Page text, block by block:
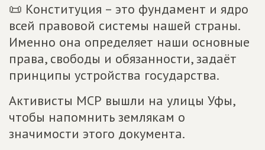
📜 Конституция – это фундамент и ядро
всей правовой системы нашей страны.
Именно она определяет наши основные
права, свободы и обязанности, задаёт
принципы устройства государства.
Активисты МСР вышли на улицы Уфы,
чтобы напомнить землякам о
значимости этого документа.